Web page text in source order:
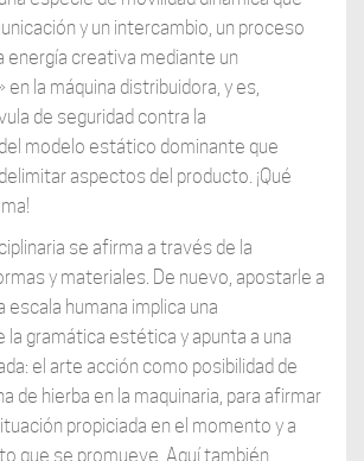
y un intercambio, un proceso
energía creativa mediante un
la máquina distribuidora, y es,
de seguridad contra la
modelo estático dominante que
aspectos del producto. ¡Qué
se afirma a través de la
y materiales. De nuevo, apostarle a
escala humana implica una
la gramática estética y apunta a una
el arte acción como posibilidad de
de hierba en la maquinaria, para afirmar
propiciada en el momento y a
que se promueve. Aquí también,